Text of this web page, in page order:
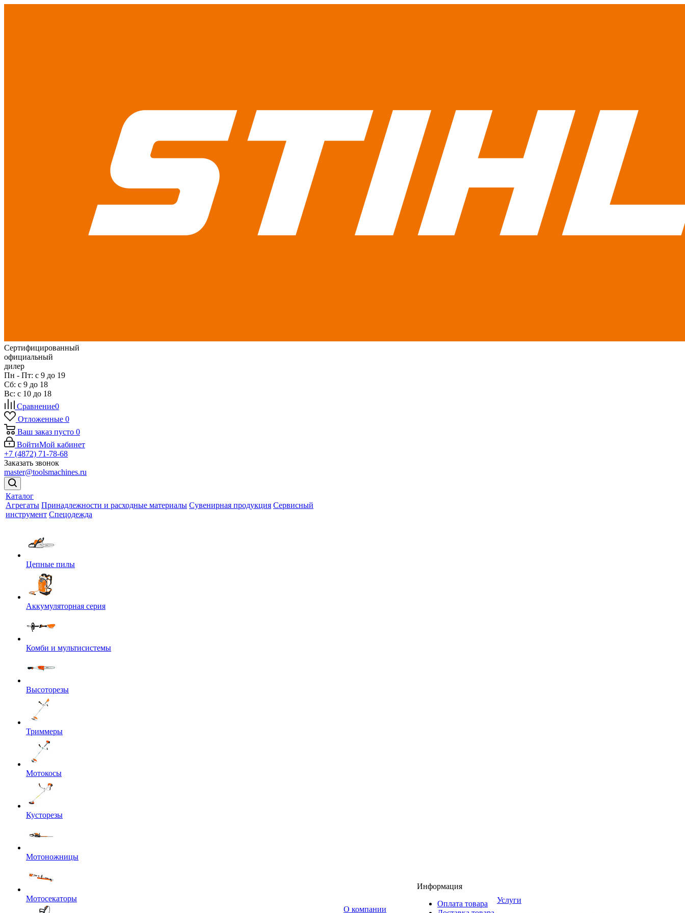
Сертифицированный
официальный
дилер
Пн - Пт: с 9 до 19
Сб: с 9 до 18
Вс: с 10 до 18
Сравнение0
Отложенные 0
Ваш заказ пусто 0
ВойтиМой кабинет
+7 (4872) 71-78-68
Заказать звонок
master@toolsmachines.ru
Каталог
Агрегаты Принадлежности и расходные материалы Сувенирная продукция Сервисный
инструмент Спецодежда
Цепные пилы
Аккумуляторная серия
Комби и мультисистемы
Высоторезы
Триммеры
Мотокосы
Кусторезы
Мотоножницы
Мотосекаторы
O компании
Информация
Оплата товара
Услуги